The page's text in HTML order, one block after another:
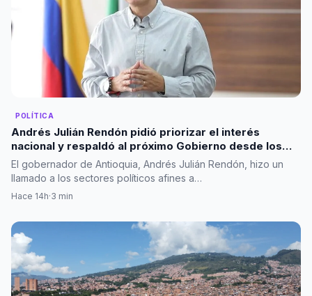
POLÍTICA
Andrés Julián Rendón pidió priorizar el interés
nacional y respaldó al próximo Gobierno desde los
principios del Centro Democrático
El gobernador de Antioquia, Andrés Julián Rendón, hizo un
llamado a los sectores políticos afines a…
Hace 14h·3 min